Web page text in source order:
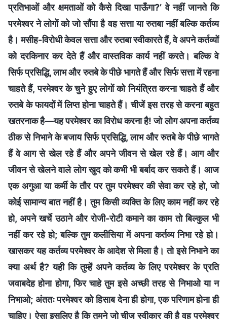
प्रतिभाओं और क्षमताओं को कैसे दिखा पाऊँगा?’ वे नहीं जानते कि
परमेश्वर ने लोगों को जो सौंपा है वह सत्ता या रुतबा नहीं बल्कि कर्तव्य
है। मसीह-विरोधी केवल सत्ता और रुतबा स्वीकारते हैं, वे अपने कर्तव्यों
को दरकिनार कर देते हैं और वास्तविक कार्य नहीं करते। बल्कि वे
सिर्फ प्रसिद्धि, लाभ और रुतबे के पीछे भागते हैं और सिर्फ सत्ता में रहना
चाहते हैं, परमेश्वर के चुने हुए लोगों को नियंत्रित करना चाहते हैं और
रुतबे के फायदों में लिप्त होना चाहते हैं। चीजें इस तरह से करना बहुत
खतरनाक है—यह परमेश्वर का विरोध करना है! जो लोग अपना कर्तव्य
ठीक से निभाने के बजाय सिर्फ प्रसिद्धि, लाभ और रुतबे के पीछे भागते
हैं वे आग से खेल रहे हैं और अपने जीवन से खेल रहे हैं। आग और
जीवन से खेलने वाले लोग खुद को कभी भी बर्बाद कर सकते हैं। आज
एक अगुआ या कर्मी के तौर पर तुम परमेश्वर की सेवा कर रहे हो, जो
कोई सामान्य बात नहीं है। तुम किसी व्यक्ति के लिए काम नहीं कर रहे
हो, अपने खर्चे उठाने और रोजी-रोटी कमाने का काम तो बिल्कुल भी
नहीं कर रहे हो; बल्कि तुम कलीसिया में अपना कर्तव्य निभा रहे हो।
खासकर यह कर्तव्य परमेश्वर के आदेश से मिला है। तो इसे निभाने का
क्या अर्थ है? यही कि तुम्हें अपने कर्तव्य के लिए परमेश्वर के प्रति
जवाबदेह होना होगा, फिर चाहे तुम इसे अच्छी तरह से निभाओ या न
निभाओ; अंततः परमेश्वर को हिसाब देना ही होगा, एक परिणाम होना ही
चाहिए। ऐसा इसलिए है कि तुमने जो चीज स्वीकार की है वह परमेश्वर